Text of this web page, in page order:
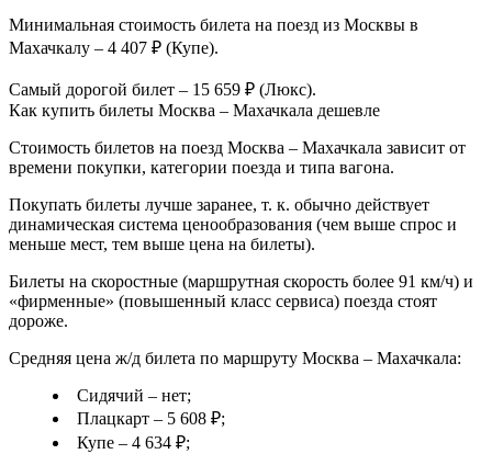
Минимальная стоимость билета на поезд из Москвы в
Махачкалу – 4 407 ₽ (Купе).
Самый дорогой билет – 15 659 ₽ (Люкс).
Как купить билеты Москва – Махачкала дешевле
Стоимость билетов на поезд Москва – Махачкала зависит от
времени покупки, категории поезда и типа вагона.
Покупать билеты лучше заранее, т. к. обычно действует
динамическая система ценообразования (чем выше спрос и
меньше мест, тем выше цена на билеты).
Билеты на скоростные (маршрутная скорость более 91 км/ч) и
«фирменные» (повышенный класс сервиса) поезда стоят
дороже.
Средняя цена ж/д билета по маршруту Москва – Махачкала:
Сидячий – нет;
Плацкарт – 5 608 ₽;
Купе – 4 634 ₽;